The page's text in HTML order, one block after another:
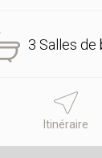
3 Salles de
Itinéraire